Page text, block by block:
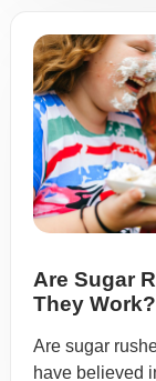
Are Sugar
They Work?
Are sugar
have believed